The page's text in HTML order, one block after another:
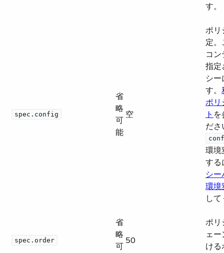
す。
spec.config
省
略
可
能
空
ポリ
定。
コ
指定
シ
す。​
ポリ
ト
ださ
環境
する
シ
環境
し
spec.order
省
略
可
50
ポリ
ェ
ける